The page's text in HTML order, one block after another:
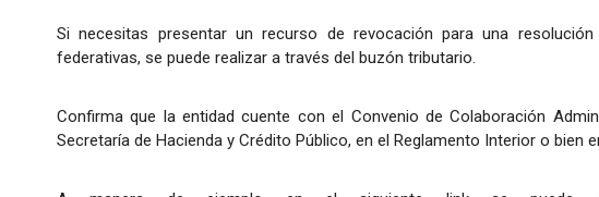
Si necesitas presentar un recurso de revocación para una
federativas, se puede realizar a través del buzón tributario.
Confirma que la entidad cuente con el Convenio de Colaboración
Secretaría de Hacienda y Crédito Público, en el Reglamento Interior o bien